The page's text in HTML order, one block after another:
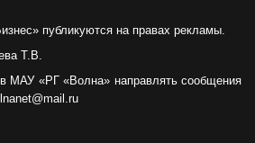
публикуются на правах рекламы.
Т.В.
МАУ «РГ «Волна» направлять сообщения